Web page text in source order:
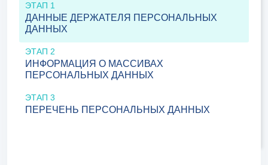
ЭТАП 1
ДАННЫЕ ДЕРЖАТЕЛЯ ПЕРСОНАЛЬНЫХ
ДАННЫХ
ЭТАП 2
ИНФОРМАЦИЯ О МАССИВАХ
ПЕРСОНАЛЬНЫХ ДАННЫХ
ЭТАП 3
ПЕРЕЧЕНЬ ПЕРСОНАЛЬНЫХ ДАННЫХ